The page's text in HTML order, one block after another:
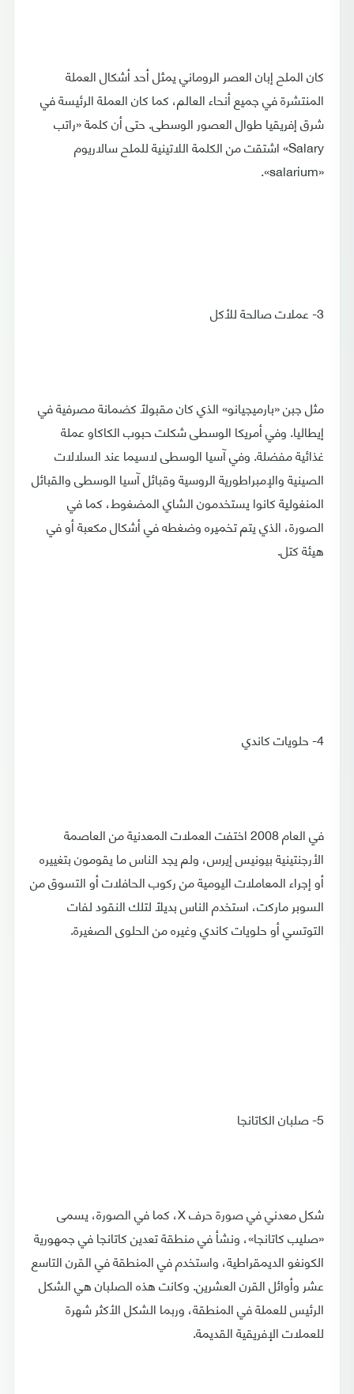
كان الملح إبان العصر الروماني يمثل أحد أشكال العملة
المنتشرة في جميع أنحاء العالم، كما كان العملة الرئيسة في
شرق إفريقيا طوال العصور الوسطى. حتى أن كلمة «راتب
Salary» اشتقت من الكلمة اللاتينية للملح سالاريوم
«salarium».
3- عملات صالحة للأكل
مثل جبن «بارميجيانو» الذي كان مقبولًا كضمانة مصرفية في
إيطاليا. وفي أمريكا الوسطى شكلت حبوب الكاكاو عملة
غذائية مفضلة. وفي آسيا الوسطى لاسيما عند السلالات
الصينية والإمبراطورية الروسية وقبائل آسيا الوسطى والقبائل
المنغولية كانوا يستخدمون الشاي المضغوط، كما في
الصورة، الذي يتم تخميره وضغطه في أشكال مكعبة أو في
هيئة كتل.
4- حلويات كاندي
في العام 2008 اختفت العملات المعدنية من العاصمة
الأرجنتينية بيونيس إيرس، ولم يجد الناس ما يقومون بتغييره
أو إجراء المعاملات اليومية من ركوب الحافلات أو التسوق من
السوبر ماركت، استخدم الناس بديلًا لتلك النقود لفات
التوتسي أو حلويات كاندي وغيره من الحلوى الصغيرة.
5- صلبان الكاتانجا
شكل معدني في صورة حرف X، كما في الصورة، يسمى
«صليب كاتانجا»، ونشأ في منطقة تعدين كاتانجا في جمهورية
الكونغو الديمقراطية، واستخدم في المنطقة في القرن التاسع
عشر وأوائل القرن العشرين. وكانت هذه الصلبان هي الشكل
الرئيس للعملة في المنطقة، وربما الشكل الأكثر شهرة
للعملات الإفريقية القديمة.